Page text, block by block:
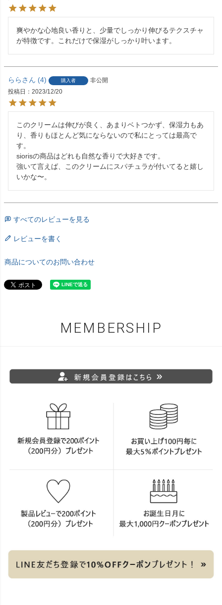
爽やかな心地良い香りと、少量でしっかり伸びるテクスチャ
が特徴です。これだけで保湿がしっかり叶います。
らら 4 購入者
非公開
投稿日
2023/12/20
このクリームは伸びが良く、あまりベトつかず、保湿力もあ
り、香りもほとんど気にならないので私にとっては最高で
す。
siorisの商品はどれも自然な香りで大好きです。
強いて言えば、このクリームにスパチュラが付いてると嬉し
すべてのレビューを見る
レビューを書く
商品についてのお問い合わせ
MEMBERSHIP